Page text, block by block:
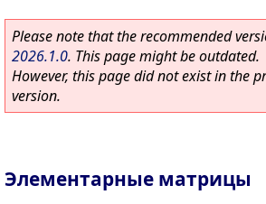
Please note that the recommended
2026.1.0. This page might be outdated.
However, this page did not exist in the
version.
Элементарные матрицы